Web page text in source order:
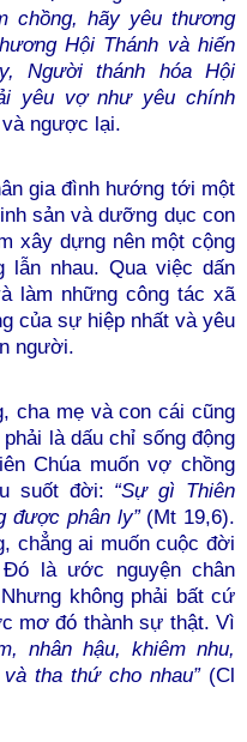
chồng, hãy yêu thương
Hội Thánh và hiến
Người thánh hóa Hội
yêu vợ như yêu chính
ngược lại.
gia đình hướng tới một
sản và dưỡng dục con
xây dựng nên một cộng
lẫn nhau. Qua việc dấn
làm những công tác xã
của sự hiệp nhất và yêu
người.
cha mẹ và con cái cũng
là dấu chỉ sống động
Chúa muốn vợ chồng
suốt đời: “Sự gì Thiên
được phân ly” (Mt 19,6).
chẳng ai muốn cuộc đời
là ước nguyện chân
không phải bất cứ
mơ đó thành sự thật. Vì
nhân hậu, khiêm nhu,
tha thứ cho nhau” (Cl